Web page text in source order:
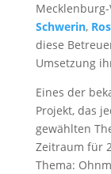
Schwerin,
diese
Umsetzung
Eines der
Projekt, das
gewählten
Zeitraum für
Thema: